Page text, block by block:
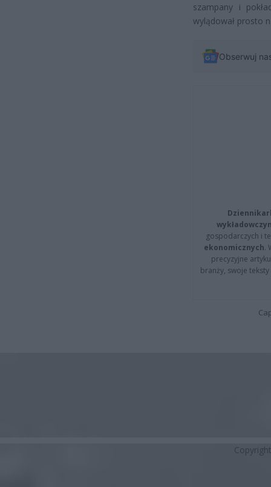
szampany i
wylądował prosto
Obserwuj
gospodarczych i
ekonomicznych.
precyzyjne
branży, swoje